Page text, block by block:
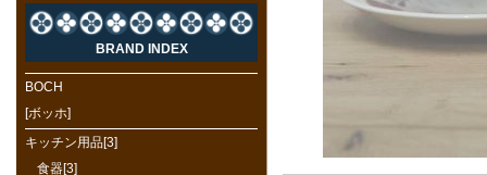
BRAND INDEX
BOCH
[ボッホ]
キッチン用品[3]
食器[3]